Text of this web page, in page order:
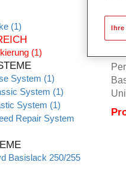
(1)
(1)
System (1)
System (1)
System (1)
Repair System
Basislack 250/255
Ihre